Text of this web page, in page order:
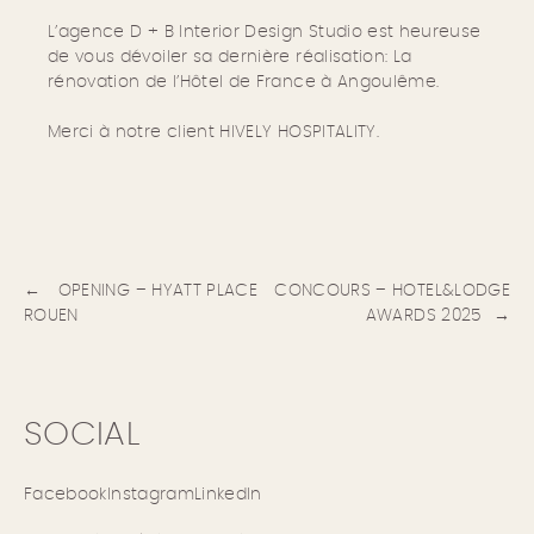
L’agence D + B Interior Design Studio est heureuse
de vous dévoiler sa dernière réalisation: La
rénovation de l’Hôtel de France à Angoulême.
Merci à notre client HIVELY HOSPITALITY.
l’article
OPENING – HYATT PLACE
ROUEN
CONCOURS – HOTEL&LODGE
AWARDS 2025
SOCIAL
Facebook InstagramLinkedIn